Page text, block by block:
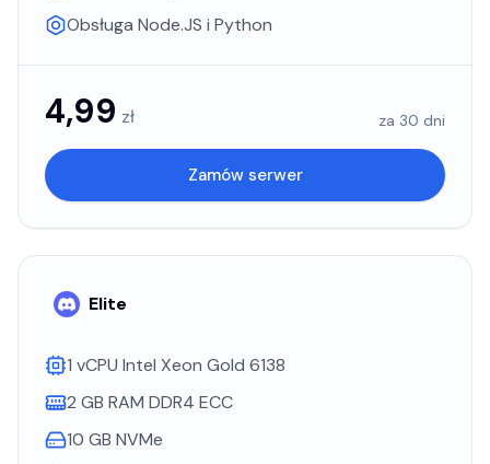
Obsługa Node.JS i Python
4,99 zł za 30 dni
Zamów serwer
Elite
1 vCPU Intel Xeon Gold 6138
2 GB RAM DDR4 ECC
10 GB NVMe